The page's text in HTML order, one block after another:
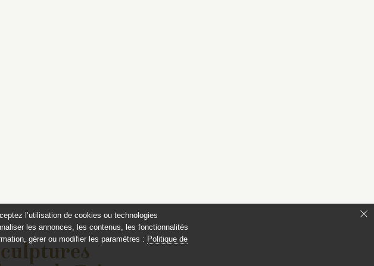
l’utilisation de cookies ou technologies
les annonces, les contenus, les fonctionnalités
gérer ou modifier les paramètres : Politique de